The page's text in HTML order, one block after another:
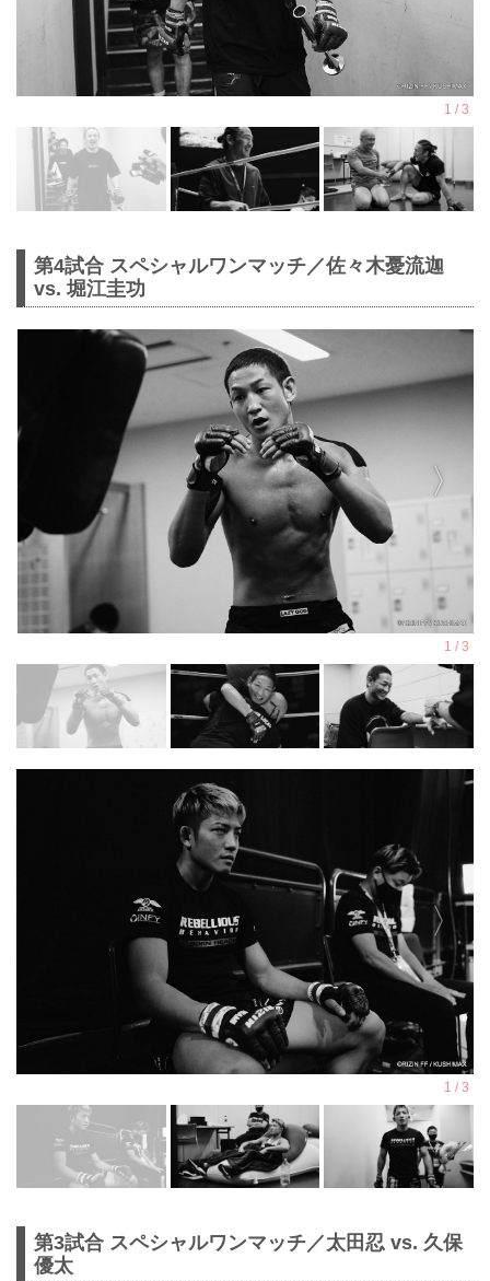
第4試合 スペシャルワンマッチ／佐々木憂流迦
vs. 堀江圭功
第3試合 スペシャルワンマッチ／太田忍 vs. 久保
優太